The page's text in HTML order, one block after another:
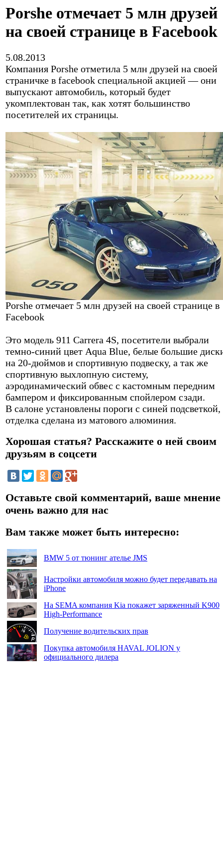
Porshe отмечает 5 млн друзей
на своей странице в Facebook
5.08.2013
Компания Porshe отметила 5 млн друзей на своей
страничке в facebook специальной акцией — они
выпускают автомобиль, который будет
укомплектован так, как хотят большинство
посетителей их страницы.
Porshe отмечает 5 млн друзей на своей странице в
Facebook
Это модель 911 Carrera 4S, посетители выбрали
темно-синий цвет Aqua Blue, белые большие
на 20-дюймов и спортивную подвеску, а так же
спортивную выхлопную систему,
аэродинамический обвес с кастомным передним
бампером и фиксированным спойлером сзади.
В салоне установлены пороги с синей подсветкой,
отделка сделана из матового алюминия.
Хорошая статья? Расскажите о ней своим
друзьям в соцсети
Оставьте свой комментарий, ваше мнение
очень важно для нас
Вам также может быть интересно:
BMW 5 от тюнинг ателье JMS
Настройки автомобиля можно будет передавать на
iPhone
На SEMA компания Kia покажет заряженный K900
High-Performance
Получение водительских прав
Покупка автомобиля HAVAL JOLION у
официального дилера